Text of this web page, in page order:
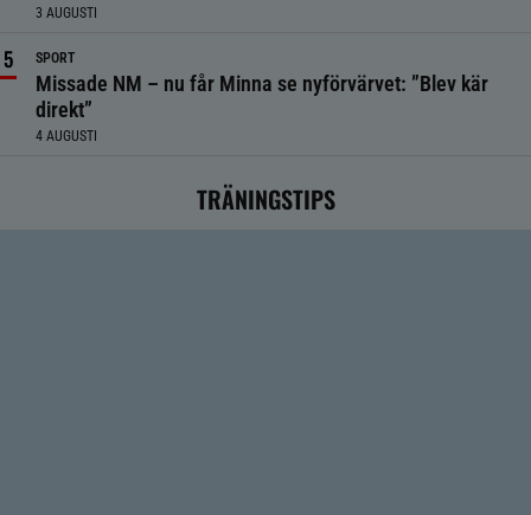
3 AUGUSTI
SPORT
Missade NM – nu får Minna se nyförvärvet: ”Blev kär
direkt”
4 AUGUSTI
TRÄNINGSTIPS